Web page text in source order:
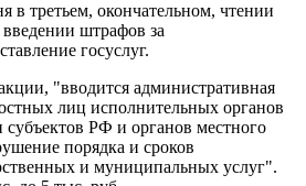
в третьем, окончательном, чтении
штрафов за
госуслуг.
"вводится административная
лиц исполнительных органов
субъектов РФ и органов местного
порядка и сроков
и муниципальных услуг".